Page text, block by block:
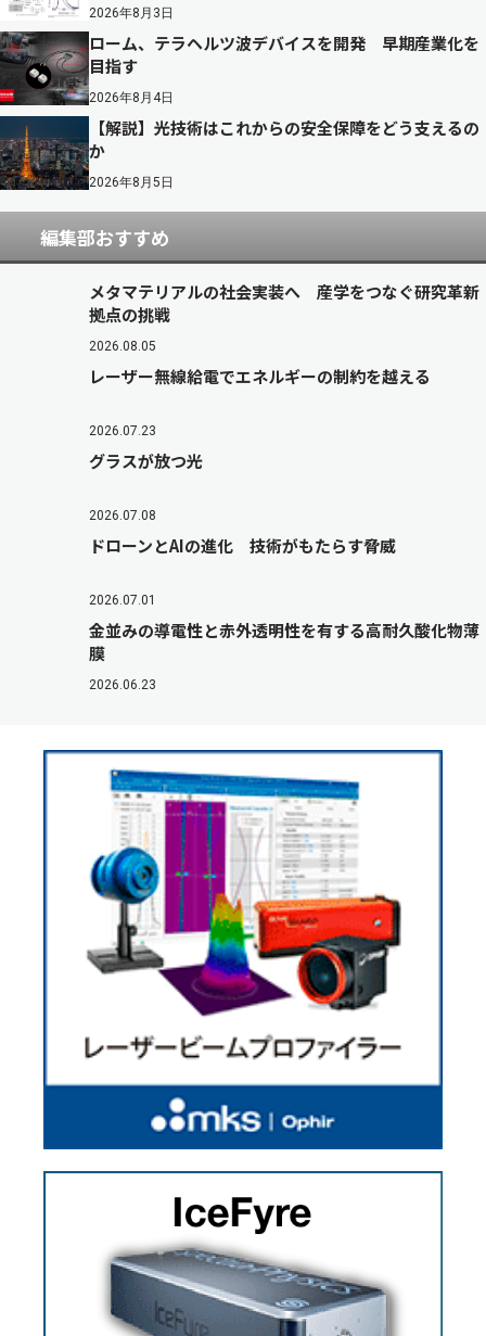
2026年8月3日
ローム、テラヘルツ波デバイスを開発 早期産業化を
目指す
2026年8月4日
【解説】光技術はこれからの安全保障をどう支えるの
か
2026年8月5日
編集部おすすめ
メタマテリアルの社会実装へ 産学をつなぐ研究革新
拠点の挑戦
2026.08.05
レーザー無線給電でエネルギーの制約を越える
2026.07.23
グラスが放つ光
2026.07.08
ドローンとAIの進化 技術がもたらす脅威
2026.07.01
金並みの導電性と赤外透明性を有する高耐久酸化物薄
膜
2026.06.23